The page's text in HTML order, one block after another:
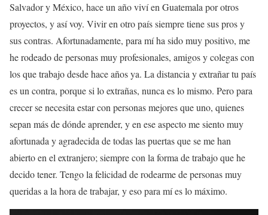
Salvador y México, hace un año viví en Guatemala por otros
proyectos, y así voy. Vivir en otro país siempre tiene sus pros y
sus contras. Afortunadamente, para mí ha sido muy positivo, me
he rodeado de personas muy profesionales, amigos y colegas con
los que trabajo desde hace años ya. La distancia y extrañar tu país
es un contra, porque si lo extrañas, nunca es lo mismo. Pero para
crecer se necesita estar con personas mejores que uno, quienes
sepan más de dónde aprender, y en ese aspecto me siento muy
afortunada y agradecida de todas las puertas que se me han
abierto en el extranjero; siempre con la forma de trabajo que he
decido tener. Tengo la felicidad de rodearme de personas muy
queridas a la hora de trabajar, y eso para mí es lo máximo.